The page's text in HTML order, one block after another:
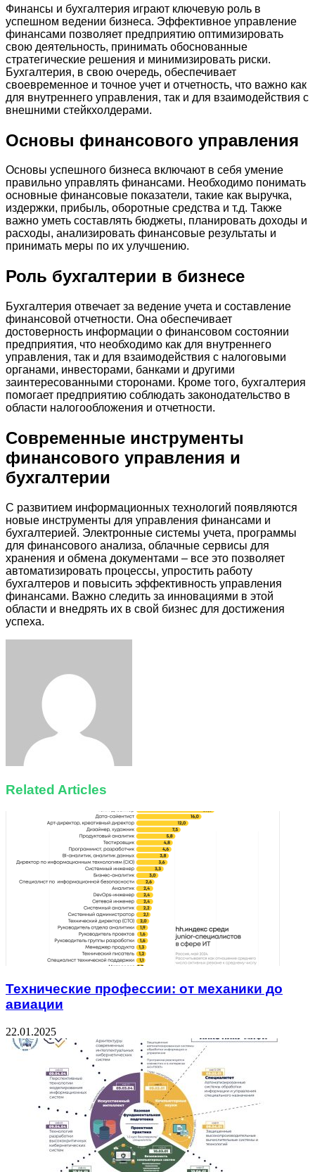
Финансы и бухгалтерия играют ключевую роль в
успешном ведении бизнеса. Эффективное управление
финансами позволяет предприятию оптимизировать
свою деятельность, принимать обоснованные
стратегические решения и минимизировать риски.
Бухгалтерия, в свою очередь, обеспечивает
своевременное и точное учет и отчетность, что важно как
для внутреннего управления, так и для взаимодействия с
внешними стейкхолдерами.
Основы финансового управления
Основы успешного бизнеса включают в себя умение
правильно управлять финансами. Необходимо понимать
основные финансовые показатели, такие как выручка,
издержки, прибыль, оборотные средства и т.д. Также
важно уметь составлять бюджеты, планировать доходы и
расходы, анализировать финансовые результаты и
принимать меры по их улучшению.
Роль бухгалтерии в бизнесе
Бухгалтерия отвечает за ведение учета и составление
финансовой отчетности. Она обеспечивает
достоверность информации о финансовом состоянии
предприятия, что необходимо как для внутреннего
управления, так и для взаимодействия с налоговыми
органами, инвесторами, банками и другими
заинтересованными сторонами. Кроме того, бухгалтерия
помогает предприятию соблюдать законодательство в
области налогообложения и отчетности.
Современные инструменты
финансового управления и
бухгалтерии
С развитием информационных технологий появляются
новые инструменты для управления финансами и
бухгалтерией. Электронные системы учета, программы
для финансового анализа, облачные сервисы для
хранения и обмена документами – все это позволяет
автоматизировать процессы, упростить работу
бухгалтеров и повысить эффективность управления
финансами. Важно следить за инновациями в этой
области и внедрять их в свой бизнес для достижения
успеха.
Related Articles
Технические профессии: от механики до
авиации
22.01.2025